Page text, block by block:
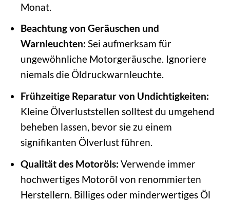
Monat.
Beachtung von Geräuschen und
Warnleuchten: Sei aufmerksam für
ungewöhnliche Motorgeräusche. Ignoriere
niemals die Öldruckwarnleuchte.
Frühzeitige Reparatur von Undichtigkeiten:
Kleine Ölverluststellen solltest du umgehend
beheben lassen, bevor sie zu einem
signifikanten Ölverlust führen.
Qualität des Motoröls: Verwende immer
hochwertiges Motoröl von renommierten
Herstellern. Billiges oder minderwertiges Öl